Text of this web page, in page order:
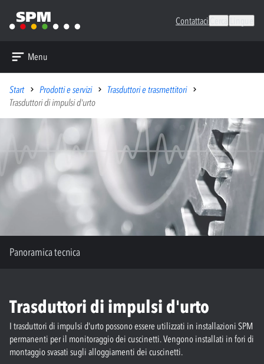
Contattaci
Menu
Start Prodotti e servizi
Trasduttori e trasmettitori
Trasduttori di impulsi d'urto
Panoramica tecnica
Trasduttori di impulsi d'urto
I trasduttori di impulsi d'urto possono essere utilizzati in installazioni SPM
permanenti per il monitoraggio dei cuscinetti. Vengono installati in fori di
montaggio svasati sugli alloggiamenti dei cuscinetti.